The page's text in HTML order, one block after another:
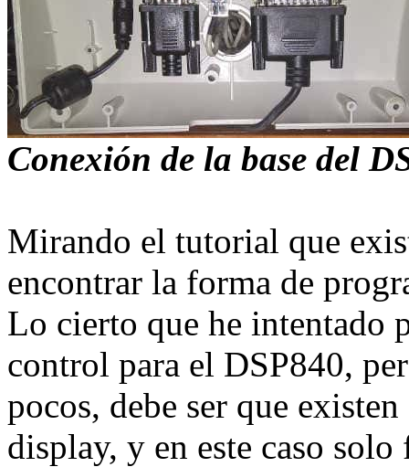
Conexión de la base del
Mirando el tutorial que
encontrar la forma de
Lo cierto que he intentado
control para el DSP840,
pocos, debe ser que
display, y en este caso